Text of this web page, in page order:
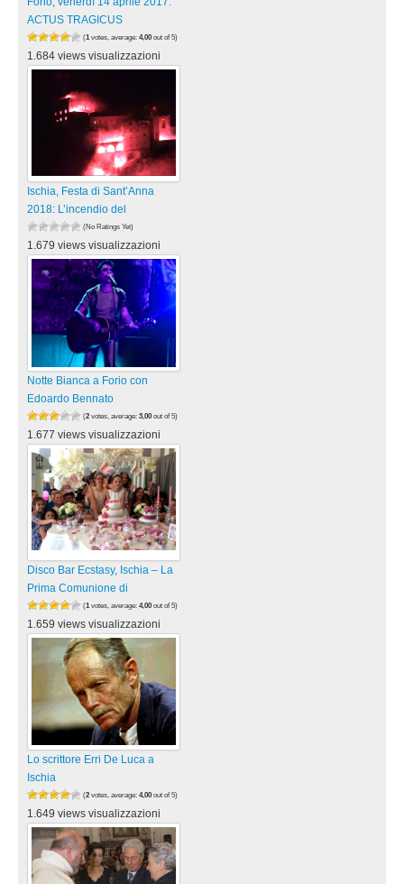
ACTUS TRAGICUS
(1 votes, average: 4,00 out of 5)
1.684 views visualizzazioni
Ischia, Festa di Sant’Anna
2018: L’incendio del
(No Ratings Yet)
1.679 views visualizzazioni
Notte Bianca a Forio con
Edoardo Bennato
(2 votes, average: 3,00 out of 5)
1.677 views visualizzazioni
Disco Bar Ecstasy, Ischia – La
Prima Comunione di
(1 votes, average: 4,00 out of 5)
1.659 views visualizzazioni
Lo scrittore Erri De Luca a
Ischia
(2 votes, average: 4,00 out of 5)
1.649 views visualizzazioni